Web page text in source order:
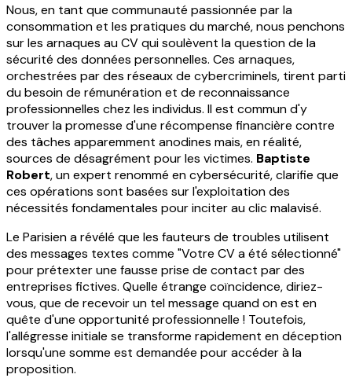
Nous, en tant que communauté passionnée par la
consommation et les pratiques du marché, nous penchons
sur les arnaques au CV qui soulèvent la question de la
sécurité des données personnelles. Ces arnaques,
orchestrées par des réseaux de cybercriminels, tirent parti
du besoin de rémunération et de reconnaissance
professionnelles chez les individus. Il est commun d'y
trouver la promesse d'une récompense financière contre
des tâches apparemment anodines mais, en réalité,
sources de désagrément pour les victimes. Baptiste
Robert, un expert renommé en cybersécurité, clarifie que
ces opérations sont basées sur l'exploitation des
nécessités fondamentales pour inciter au clic malavisé.
Le Parisien a révélé que les fauteurs de troubles utilisent
des messages textes comme "Votre CV a été sélectionné"
pour prétexter une fausse prise de contact par des
entreprises fictives. Quelle étrange coïncidence, diriez-
vous, que de recevoir un tel message quand on est en
quête d'une opportunité professionnelle ! Toutefois,
l'allégresse initiale se transforme rapidement en déception
lorsqu'une somme est demandée pour accéder à la
proposition.